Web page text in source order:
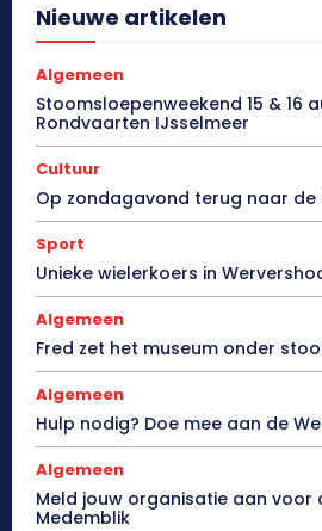
Nieuwe artikelen
Algemeen
Stoomsloepenweekend 15 & 16
Rondvaarten IJsselmeer
Cultuur
Op zondagavond terug naar de
Sport
Unieke wielerkoers in
Algemeen
Fred zet het museum onder
Algemeen
Hulp nodig? Doe mee aan de
Algemeen
Meld jouw organisatie aan voor
Medemblik